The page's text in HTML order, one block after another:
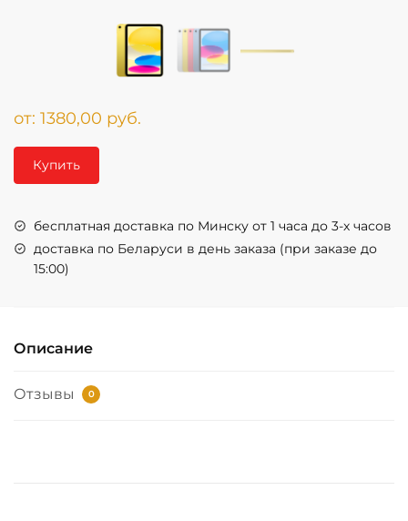
от: 1380,00 руб.
Купить
бесплатная доставка по Минску от 1 часа до 3-х часов
доставка по Беларуси в день заказа (при заказе до
15:00)
Описание
Отзывы 0